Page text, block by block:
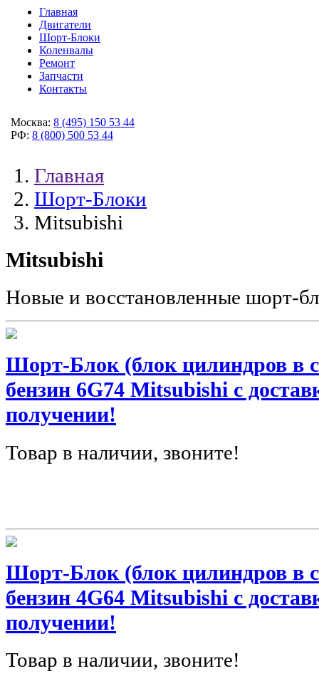
Главная
Двигатели
Шорт-Блоки
Коленвалы
Ремонт
Запчасти
Контакты
Москва: 8 (495) 150 53 44
РФ: 8 (800) 500 53 44
Главная
Шорт-Блоки
Mitsubishi
Mitsubishi
Новые и восстановленные шорт-
Шорт-Блок (блок цилиндров в
бензин 6G74 Mitsubishi с
получении!
Товар в наличии, звоните!
Шорт-Блок (блок цилиндров в
бензин 4G64 Mitsubishi с
получении!
Товар в наличии, звоните!